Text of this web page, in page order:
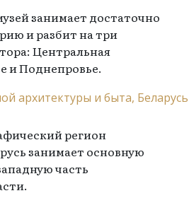
занимает достаточно
и разбит на три
Центральная
и Поднепровье.
регион
занимает основную
часть